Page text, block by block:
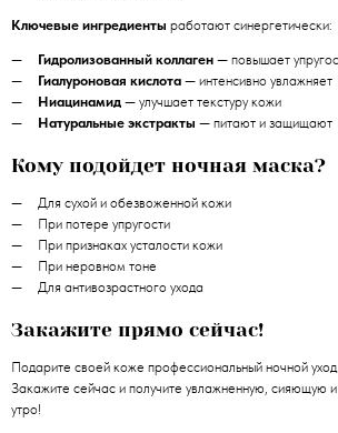
Ключевые ингредиенты работают синергетически:
Гидролизованный коллаген — повышает
Гиалуроновая кислота — интенсивно увлажняет
Ниацинамид — улучшает текстуру кожи
Натуральные экстракты — питают и защищают
Кому подойдет ночная маска?
Для сухой и обезвоженной кожи
При потере упругости
При признаках усталости кожи
При неровном тоне
Для антивозрастного ухода
Закажите прямо сейчас!
Подарите своей коже профессиональный ночной
Закажите сейчас и получите увлажненную, сияющую
утро!